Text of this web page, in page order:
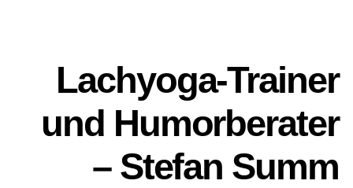
Lachyoga-Trainer
und Humorberater
– Stefan Summ